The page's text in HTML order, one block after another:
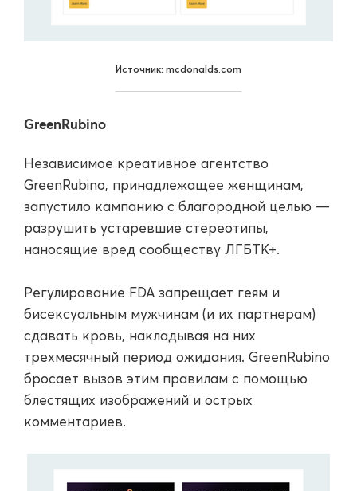
Источник: mcdonalds.com
GreenRubino
Независимое креативное агентство
GreenRubino, принадлежащее женщинам,
запустило кампанию с благородной целью —
разрушить устаревшие стереотипы,
наносящие вред сообществу ЛГБТК+.
Регулирование FDA запрещает геям и
бисексуальным мужчинам (и их партнерам)
сдавать кровь, накладывая на них
трехмесячный период ожидания. GreenRubino
бросает вызов этим правилам с помощью
блестящих изображений и острых
комментариев.